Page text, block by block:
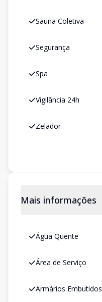
Sauna Coletiva
Segurança
Spa
Vigilância 24h
Zelador
Mais informações
Água Quente
Área de Serviço
Armários Embutidos